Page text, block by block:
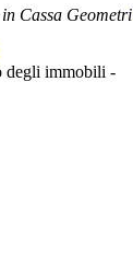
Cassa Geometri
degli immobili -